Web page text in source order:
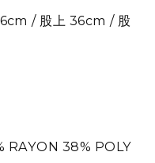
/ 股上 36cm / 股
RAYON 38% POLY